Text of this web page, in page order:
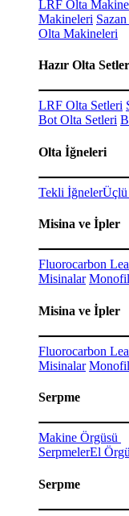
LRF Olta
Makineleri
Olta Makineleri
Hazır Olta
LRF Olta Setleri
Bot Olta Setleri
Olta İğneleri
Tekli İğnelerÜçlü
Misina ve İpler
Fluorocarbon
Misinalar
Misina ve İpler
Fluorocarbon
Misinalar
Serpme
Makine Örgüsü
SerpmelerEl
Serpme